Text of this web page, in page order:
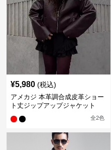
¥5,980 (税込)
アメカジ 本革調合成皮革ショー
ト丈ジップアップジャケット
全2色